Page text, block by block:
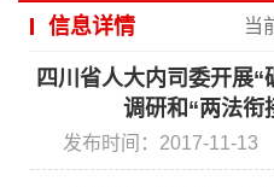
信息详情 当
四川省人大内司委开展
调研和“两法衔
发布时间：2017-11-13